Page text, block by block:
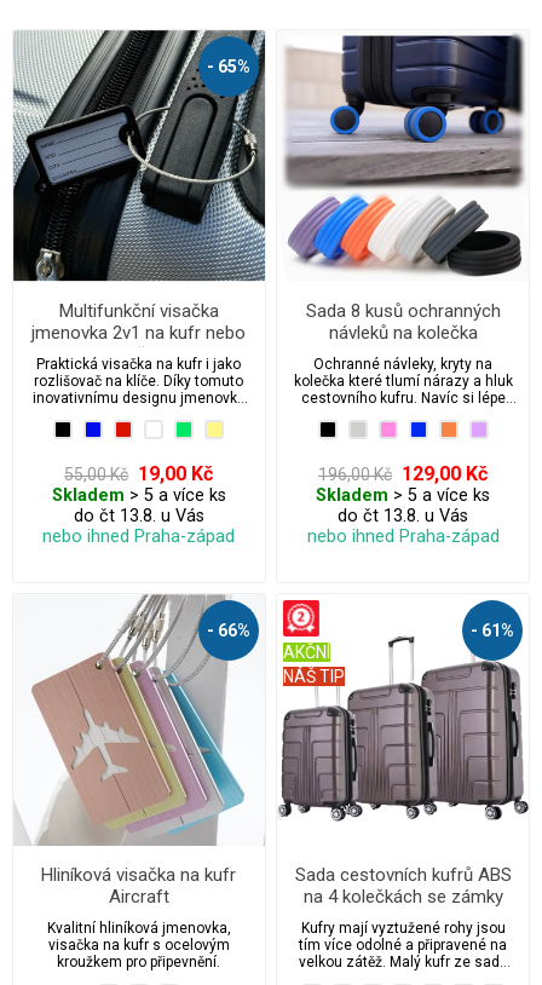
- 65%
Multifunkční visačka
jmenovka 2v1 na kufr nebo
klíče
Praktická visačka na kufr i jako
rozlišovač na klíče. Díky tomuto
inovativnímu designu jmenovky
55,00 Kč 19,00 Kč
Skladem > 5 a více ks
do čt 13.8. u Vás
nebo ihned Praha-západ
Sada 8 kusů ochranných
návleků na kolečka
cestovního kufru
Ochranné návleky, kryty na
kolečka které tlumí nárazy a hluk
cestovního kufru. Navíc si lépe
196,00 Kč 129,00 Kč
Skladem > 5 a více ks
do čt 13.8. u Vás
nebo ihned Praha-západ
- 66%
Hliníková visačka na kufr
Aircraft
Kvalitní hliníková jmenovka,
visačka na kufr s ocelovým
kroužkem pro připevnění.
- 61%
NÁŠ TIP
AKČNÍ
Sada cestovních kufrů ABS
na 4 kolečkách se zámky
SML012
Kufry mají vyztužené rohy jsou
tím více odolné a připravené na
velkou zátěž. Malý kufr ze sady